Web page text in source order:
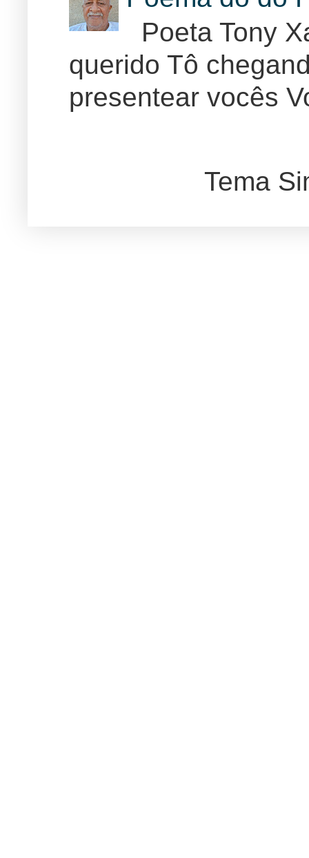
Poeta Tony
querido Tô
presentear vocês
Tema